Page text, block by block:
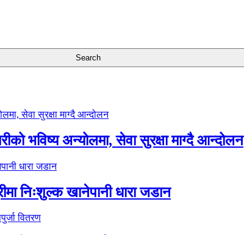
भविष्य अन्योलमा, सेवा सुरक्षा माग्दै आन्दोलन
निःशुल्क खानेपानी धारा जडान